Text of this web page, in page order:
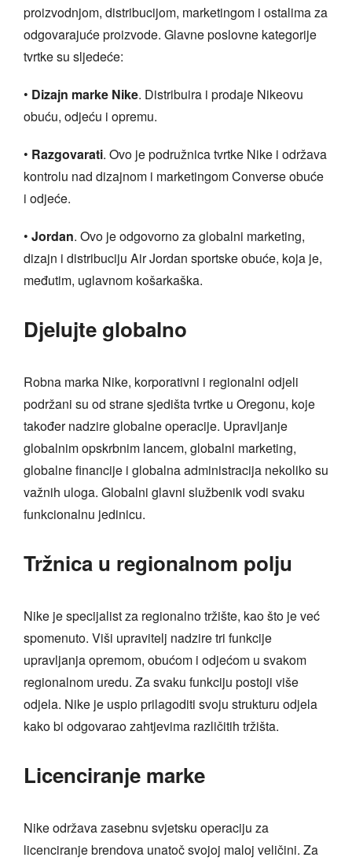
proizvodnjom, distribucijom, marketingom i ostalima za
odgovarajuće proizvode. Glavne poslovne kategorije
tvrtke su sljedeće:
• Dizajn marke Nike. Distribuira i prodaje Nikeovu
obuću, odjeću i opremu.
• Razgovarati. Ovo je podružnica tvrtke Nike i održava
kontrolu nad dizajnom i marketingom Converse obuće
i odjeće.
• Jordan. Ovo je odgovorno za globalni marketing,
dizajn i distribuciju Air Jordan sportske obuće, koja je,
međutim, uglavnom košarkaška.
Djelujte globalno
Robna marka Nike, korporativni i regionalni odjeli
podržani su od strane sjedišta tvrtke u Oregonu, koje
također nadzire globalne operacije. Upravljanje
globalnim opskrbnim lancem, globalni marketing,
globalne financije i globalna administracija nekoliko su
važnih uloga. Globalni glavni službenik vodi svaku
funkcionalnu jedinicu.
Tržnica u regionalnom polju
Nike je specijalist za regionalno tržište, kao što je već
spomenuto. Viši upravitelj nadzire tri funkcije
upravljanja opremom, obućom i odjećom u svakom
regionalnom uredu. Za svaku funkciju postoji više
odjela. Nike je uspio prilagoditi svoju strukturu odjela
kako bi odgovarao zahtjevima različitih tržišta.
Licenciranje marke
Nike održava zasebnu svjetsku operaciju za
licenciranje brendova unatoč svojoj maloj veličini. Za